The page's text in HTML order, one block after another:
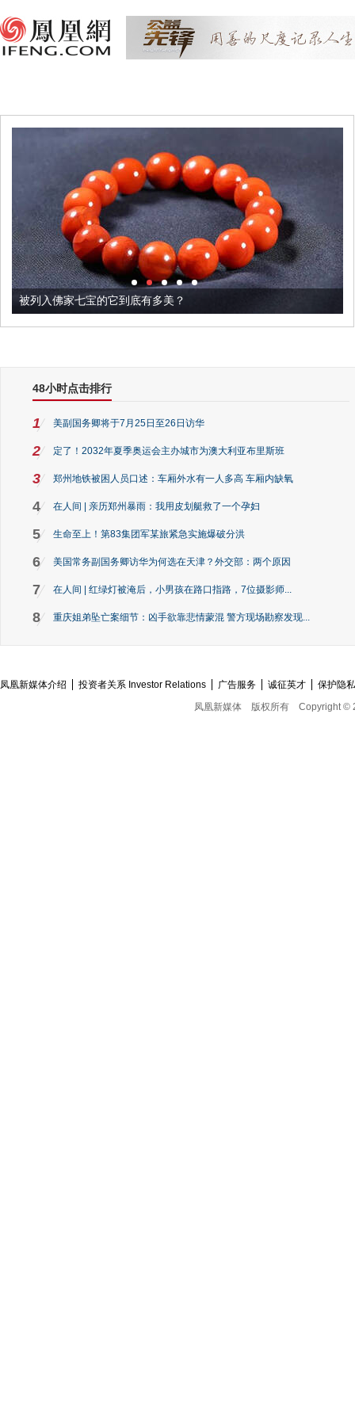
被列入佛家七宝的它到底有多美？
48小时点击排行
1 美副国务卿将于7月25日至26日访华
2 定了！2032年夏季奥运会主办城市为澳大利亚布里斯班
3 郑州地铁被困人员口述：车厢外水有一人多高 车厢内缺氧
4 在人间 | 亲历郑州暴雨：我用皮划艇救了一个孕妇
5 生命至上！第83集团军某旅紧急实施爆破分洪
6 美国常务副国务卿访华为何选在天津？外交部：两个原因
7 在人间 | 红绿灯被淹后，小男孩在路口指路，7位摄影师...
8 重庆姐弟坠亡案细节：凶手欲靠悲情蒙混 警方现场勘察发现...
凤凰新媒体介绍 投资者关系 Investor Relations 广告服务 诚征英才
保护隐
凤凰新媒体
版权所有 Copyright ©